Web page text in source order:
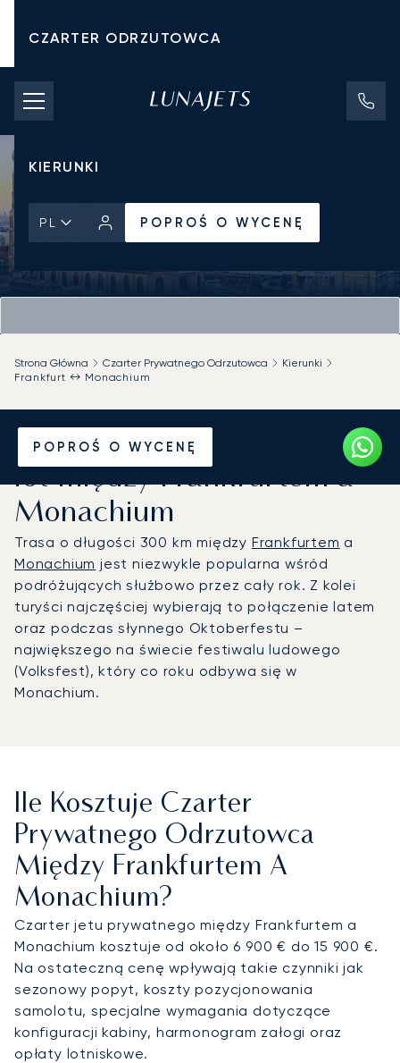
CZARTER ODRZUTOWCA
KOSZTY CZARTERU
PRYWATNE ODRZUTOWCE
KIERUNKI
PL POPROŚ O WYCENĘ
POPROŚ O WYCENĘ
Strona Główna Czarter Prywatnego Odrzutowca
Kierunki
Frankfurt ↔ Monachium
Wynajmij jet prywatny na
lot między Frankfurtem a
Monachium
Trasa o długości 300 km między Frankfurtem a
Monachium jest niezwykle popularna wśród
podróżujących służbowo przez cały rok. Z kolei
turyści najczęściej wybierają to połączenie latem
oraz podczas słynnego Oktoberfestu –
największego na świecie festiwalu ludowego
(Volksfest), który co roku odbywa się w
Monachium.
Ile Kosztuje Czarter
Prywatnego Odrzutowca
Między Frankfurtem A
Monachium?
Czarter jetu prywatnego między Frankfurtem a
Monachium kosztuje od około 6 900 € do 15 900 €.
Na ostateczną cenę wpływają takie czynniki jak
sezonowy popyt, koszty pozycjonowania
samolotu, specjalne wymagania dotyczące
konfiguracji kabiny, harmonogram załogi oraz
opłaty lotniskowe.